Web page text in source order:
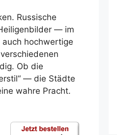
Russische
— im
hochwertige
Ob die
— die Städte
wahre Pracht.